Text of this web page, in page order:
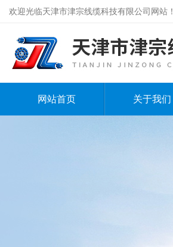
欢迎光临天津市津宗线缆科技有限公司网站！
网站首页 关于我们